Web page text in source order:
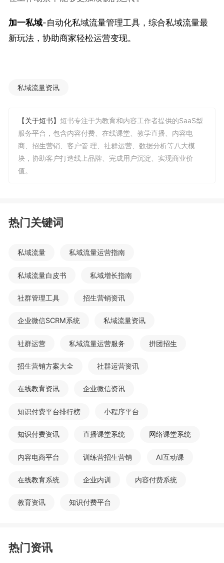
加一私域-自动化私域流量管理工具，综合私域流量最
新玩法，协助商家轻松运营变现。
私域流量资讯
【关于短书】 短书专注于为教育和内容工作者提供的SaaS型
服务平台，包含内容付费、在线课堂、教学直播、内容电
商、招生营销、客户管 理、社群运营、数据分析等八大模
块，协助客户打造线上品牌、完成用户沉淀、实现商业价
值。
热门关键词
私域流量 私域流量运营指南
私域流量白皮书 私域增长指南
社群管理工具 招生营销资讯
企业微信SCRM系统 私域流量资讯
社群运营 私域流量运营服务 拼团招生
招生营销方案大全 社群运营资讯
在线教育资讯 企业微信资讯
知识付费平台排行榜 小程序平台
知识付费资讯 直播课堂系统 网络课堂系统
内容电商平台 训练营招生营销 AI互动课
在线教育系统 企业内训 内容付费系统
教育资讯 知识付费平台
热门资讯